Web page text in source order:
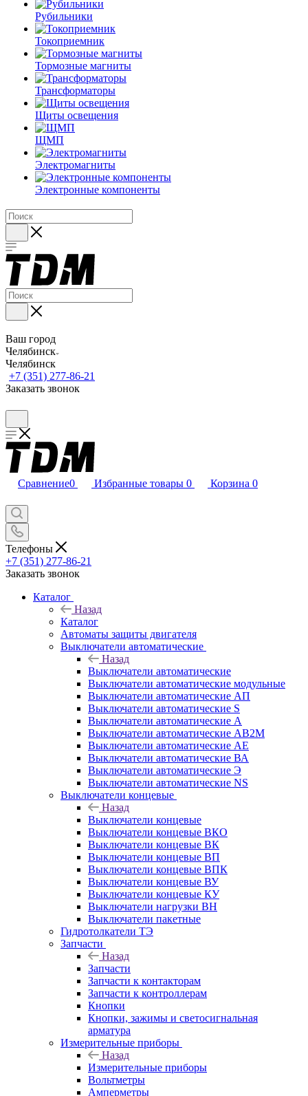
Рубильники
Токоприемник
Тормозные магниты
Трансформаторы
Щиты освещения
ЩМП
Электромагниты
Электронные компоненты
Ваш город
Челябинск
Челябинск
+7 (351) 277-86-21
Заказать звонок
Сравнение0 Избранные товары 0 Корзина 0
Телефоны
+7 (351) 277-86-21
Заказать звонок
Каталог
Назад
Каталог
Автоматы защиты двигателя
Выключатели автоматические
Назад
Выключатели автоматические
Выключатели автоматические модульные
Выключатели автоматические АП
Выключатели автоматические S
Выключатели автоматические А
Выключатели автоматические АВ2М
Выключатели автоматические АЕ
Выключатели автоматические ВА
Выключатели автоматические Э
Выключатели автоматические NS
Выключатели концевые
Назад
Выключатели концевые
Выключатели концевые ВКО
Выключатели концевые ВК
Выключатели концевые ВП
Выключатели концевые ВПК
Выключатели концевые ВУ
Выключатели концевые КУ
Выключатели нагрузки ВН
Выключатели пакетные
Гидротолкатели ТЭ
Запчасти
Назад
Запчасти
Запчасти к контакторам
Запчасти к контроллерам
Кнопки
Кнопки, зажимы и светосигнальная
арматура
Измерительные приборы
Назад
Измерительные приборы
Вольтметры
Амперметры